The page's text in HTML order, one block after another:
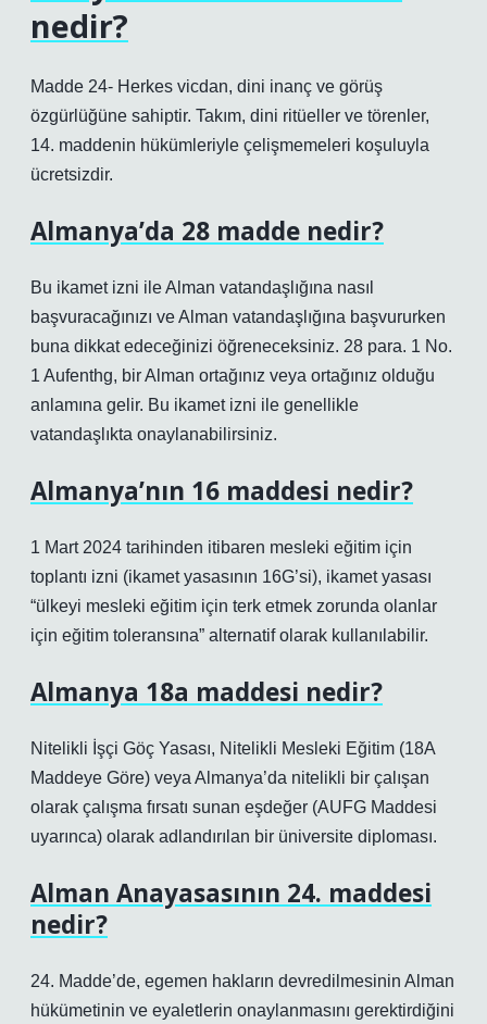
nedir?
Madde 24- Herkes vicdan, dini inanç ve görüş
özgürlüğüne sahiptir. Takım, dini ritüeller ve törenler,
14. maddenin hükümleriyle çelişmemeleri koşuluyla
ücretsizdir.
Almanya’da 28 madde nedir?
Bu ikamet izni ile Alman vatandaşlığına nasıl
başvuracağınızı ve Alman vatandaşlığına başvururken
buna dikkat edeceğinizi öğreneceksiniz. 28 para. 1 No.
1 Aufenthg, bir Alman ortağınız veya ortağınız olduğu
anlamına gelir. Bu ikamet izni ile genellikle
vatandaşlıkta onaylanabilirsiniz.
Almanya’nın 16 maddesi nedir?
1 Mart 2024 tarihinden itibaren mesleki eğitim için
toplantı izni (ikamet yasasının 16G’si), ikamet yasası
“ülkeyi mesleki eğitim için terk etmek zorunda olanlar
için eğitim toleransına” alternatif olarak kullanılabilir.
Almanya 18a maddesi nedir?
Nitelikli İşçi Göç Yasası, Nitelikli Mesleki Eğitim (18A
Maddeye Göre) veya Almanya’da nitelikli bir çalışan
olarak çalışma fırsatı sunan eşdeğer (AUFG Maddesi
uyarınca) olarak adlandırılan bir üniversite diploması.
Alman Anayasasının 24. maddesi
nedir?
24. Madde’de, egemen hakların devredilmesinin Alman
hükümetinin ve eyaletlerin onaylanmasını gerektirdiğini